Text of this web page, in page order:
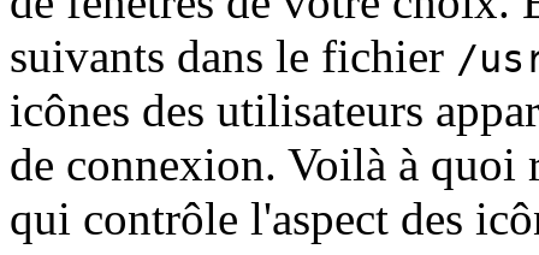
suivants dans le fichier /
icônes des utilisateurs
de connexion. Voilà à quoi
qui contrôle l'aspect des